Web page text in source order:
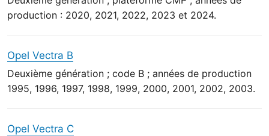
production : 2020, 2021, 2022, 2023 et 2024.
Opel Vectra B
Deuxième génération ; code B ; années de production
1995, 1996, 1997, 1998, 1999, 2000, 2001, 2002, 2003.
Opel Vectra C